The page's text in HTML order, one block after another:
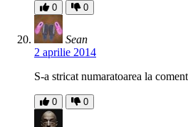
0 0
Sean
2 aprilie 2014
S-a stricat numaratoarea la
0 0